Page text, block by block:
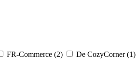
FR-Commerce (2) De CozyCorner (1)